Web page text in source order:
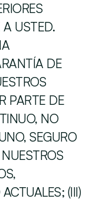
USTED.
DE
PARTE DE
NO
SEGURO
(III)